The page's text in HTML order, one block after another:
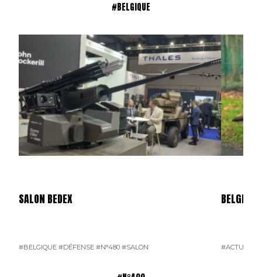
#BELGIQUE
SALON BEDEX
#BELGIQUE #DÉFENSE #N°480 #SALON #ACTU